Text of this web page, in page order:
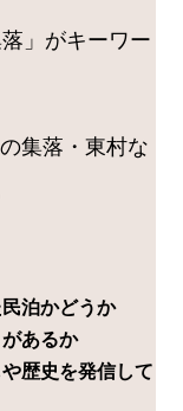
」がキーワー
集落・東村な
泊かどうか
あるか
歴史を発信して